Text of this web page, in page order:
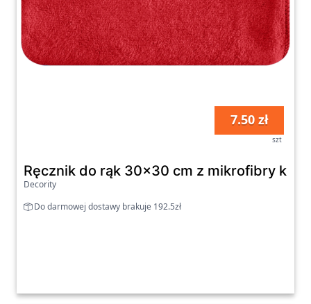
7.50 zł
szt
Ręcznik do rąk 30x30 cm z mikrofibry
Decority
Do darmowej dostawy brakuje 192.5zł